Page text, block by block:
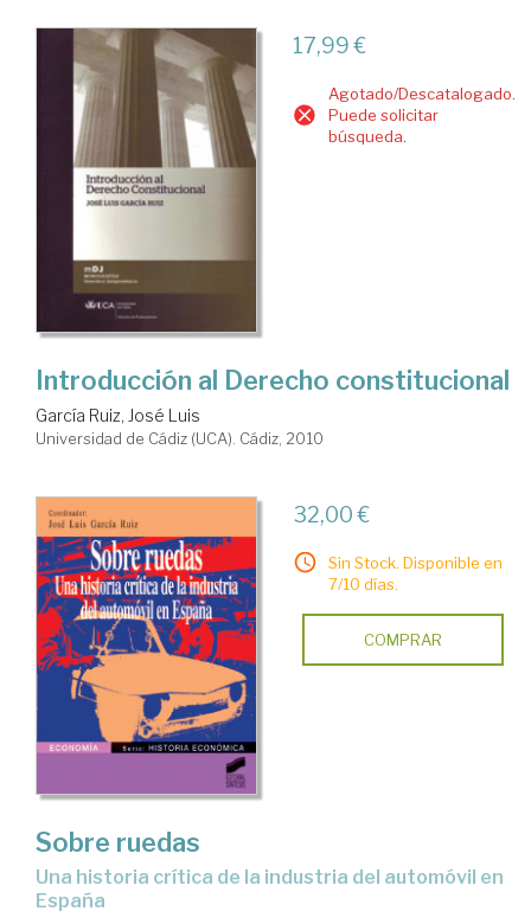
17,99 €
Agotado/Descatalogado.
Puede solicitar
búsqueda.
Introducción al Derecho constitucional
García Ruiz, José Luis
Universidad de Cádiz (UCA). Cádiz, 2010
32,00 €
Sin Stock. Disponible en
7/10 días.
COMPRAR
Sobre ruedas
una historia crítica de la industria del automóvil en
España